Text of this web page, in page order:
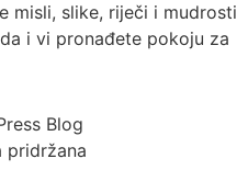
misli, slike, riječi i mudrosti
i vi pronađete pokoju za
Blog
pridržana